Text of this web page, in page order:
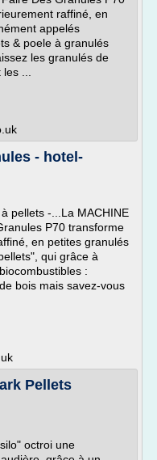
raffiné, en
appelés
& poele à granulés
les granulés de
...
- hotel-
pellets -...La MACHINE
P70 transforme
en petites granulés
qui grâce à
:
bois mais savez-vous
Pellets
octroi une